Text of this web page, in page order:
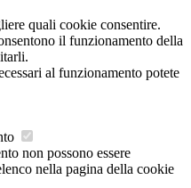
quali cookie consentire.
il funzionamento della
al funzionamento potete
non possono essere
nella pagina della cookie